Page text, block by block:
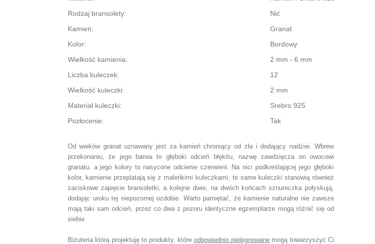
Rodzaj bransolety:
Nić
Kamień:
Granat
Kolor:
Bordowy
Wielkość kamienia:
2 mm - 6 mm
Liczba kuleczek:
12
Wielkość kuleczki:
2 mm
Materiał kuleczki:
Srebro 925
Pozłocenie:
Tak
Od wieków granat uznawany jest za kamień chroniący od zła i dodający nadziei. Wbrew
przekonaniu, że jego barwa to głęboki odcień błękitu, nazwę zawdzięcza on owocowi
granatu, a jego kolory to nasycone odcienie czerwieni. Na nici podkreślającej jego głęboki
kolor, kamienie przeplatają się z maleńkimi kuleczkami, te same kuleczki stanowią również
zaciskowe zapięcie bransoletki,a kolejne dwie, na dwóch końcach sznureczka połyskują,
dodając uroku tej niepozornej ozdobie. Warto pamiętać, że kamienie naturalne nie zawsze
mają taki sam odcień, przez co dwa z pozoru identyczne egzemplarze mogą różnić się od
siebie.
Biżuteria którą projektuję to produkty, które odpowiednio pielęgnowane mogą towarzyszyć Ci